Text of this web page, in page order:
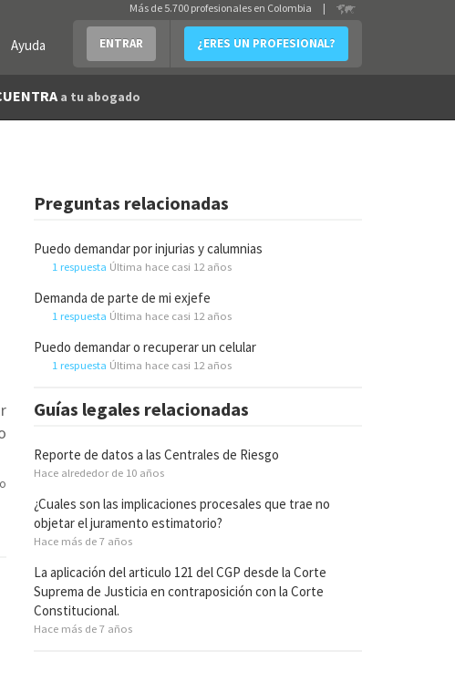
Ayuda ENTRAR ¿ERES UN PROFESIONAL?
Más de 5.700 profesionales en Colombia |
a tu abogado
Preguntas relacionadas
Puedo demandar por injurias y calumnias
1 respuesta Última hace casi 12 años
Demanda de parte de mi exjefe
1 respuesta Última hace casi 12 años
Puedo demandar o recuperar un celular
1 respuesta Última hace casi 12 años
Guías legales relacionadas
Reporte de datos a las Centrales de Riesgo
Hace alrededor de 10 años
¿Cuales son las implicaciones procesales que trae no
objetar el juramento estimatorio?
Hace más de 7 años
La aplicación del articulo 121 del CGP desde la Corte
Suprema de Justicia en contraposición con la Corte
Constitucional.
Hace más de 7 años